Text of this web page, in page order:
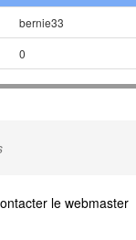
bernie33
0
le webmaster